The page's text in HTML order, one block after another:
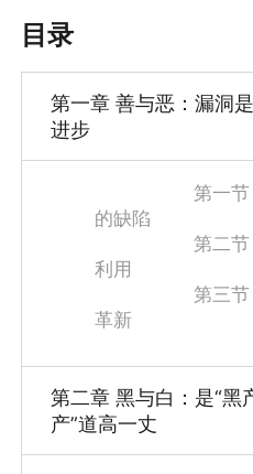
目录
第一章 善与恶：漏洞
进步
第一节 漏
的缺陷
第二节 一
利用
第三节 左
革新
第二章 黑与白：是“黑
产”道高一丈